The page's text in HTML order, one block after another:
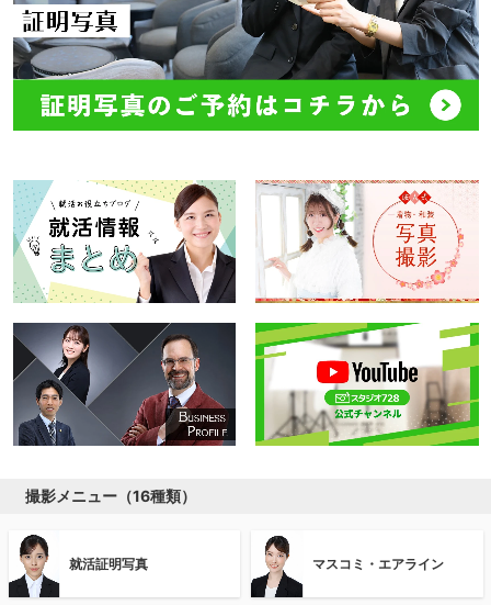
撮影メニュー（16種類）
就活証明写真 マスコミ・エアライン